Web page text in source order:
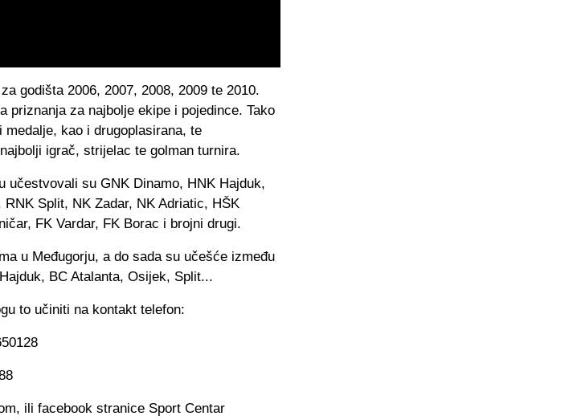
godišta 2006, 2007, 2008, 2009 te 2010.
priznanja za najbolje ekipe i pojedince. Tako
kao i drugoplasirana, te
igrač, strijelac te golman turnira.
učestvovali su GNK Dinamo, HNK Hajduk,
Split, NK Zadar, NK Adriatic, HŠK
FK Vardar, FK Borac i brojni drugi.
u Međugorju, a do sada su učešće između
BC Atalanta, Osijek, Split...
to učiniti na kontakt telefon:
, ili facebook stranice Sport Centar